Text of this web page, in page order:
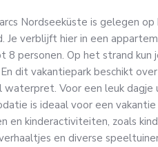
Nordseeküste is gelegen
Je verblijft hier in een
8 personen. Op het strand kun
dit vakantiepark beschikt
waterpret. Voor een leuk dagje
is ideaal voor een
en kinderactiviteiten, zoals
en diverse